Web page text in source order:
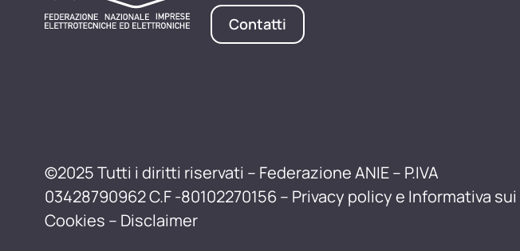
Contatti
©2025 Tutti i diritti riservati – Federazione ANIE – P.IVA
03428790962 C.F -80102270156 – Privacy policy e Informativa sui
Cookies – Disclaimer